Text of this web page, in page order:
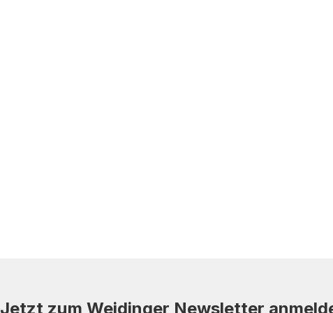
Jetzt zum Weidinger Newsletter